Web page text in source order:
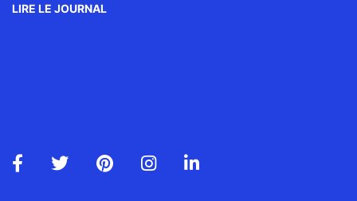
LIRE LE JOURNAL